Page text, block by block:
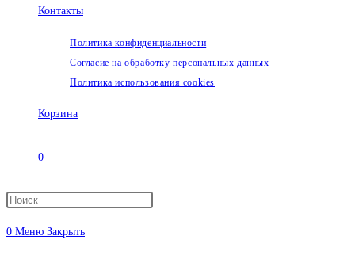
Контакты
Политика конфиденциальности
Согласие на обработку персональных данных
Политика использования cookies
Корзина
0
Переключить
0 Меню Закрыть